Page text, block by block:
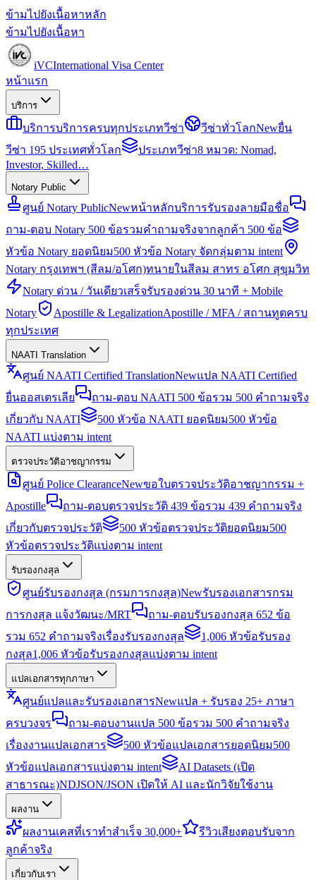
ข้ามไปยังเนื้อหาหลัก
ข้ามไปยังเนื้อหา
iVCInternational Visa Center
หน้าแรก
บริการ
บริการบริการครบทุกประเภทวีซ่า วีซ่าทั่วโลกNewยื่น
วีซ่า 195 ประเทศทั่วโลก
ประเภทวีซ่า8 หมวด: Nomad,
Investor, Skilled…
Notary Public
ศูนย์ Notary PublicNewหน้าหลักบริการรับรองลายมือชื่อ
ถาม-ตอบ Notary 500 ข้อรวมคำถามจริงจากลูกค้า 500 ข้อ
หัวข้อ Notary ยอดนิยม500 หัวข้อ Notary จัดกลุ่มตาม intent
Notary กรุงเทพฯ (สีลม/อโศก)ทนายในสีลม สาทร อโศก สุขุมวิท
Notary ด่วน / วันเดียวเสร็จรับรองด่วน 30 นาที + Mobile
Notary
Apostille & LegalizationApostille / MFA / สถานทูตครบ
ทุกประเทศ
NAATI Translation
ศูนย์ NAATI Certified TranslationNewแปล NAATI Certified
ยื่นออสเตรเลีย
ถาม-ตอบ NAATI 500 ข้อรวม 500 คำถามจริง
เกี่ยวกับ NAATI
500 หัวข้อ NAATI ยอดนิยม500 หัวข้อ
NAATI แบ่งตาม intent
ตรวจประวัติอาชญากรรม
ศูนย์ Police ClearanceNewขอใบตรวจประวัติอาชญากรรม +
Apostille
ถาม-ตอบตรวจประวัติ 439 ข้อรวม 439 คำถามจริง
เกี่ยวกับตรวจประวัติ
500 หัวข้อตรวจประวัติยอดนิยม500
หัวข้อตรวจประวัติแบ่งตาม intent
รับรองกงสุล
ศูนย์รับรองกงสุล (กรมการกงสุล)Newรับรองเอกสารกรม
การกงสุล แจ้งวัฒนะ/MRT
ถาม-ตอบรับรองกงสุล 652 ข้อ
รวม 652 คำถามจริงเรื่องรับรองกงสุล
1,006 หัวข้อรับรอง
กงสุล1,006 หัวข้อรับรองกงสุลแบ่งตาม intent
แปลเอกสารทุกภาษา
ศูนย์แปลและรับรองเอกสารNewแปล + รับรอง 25+ ภาษา
ครบวงจร
ถาม-ตอบงานแปล 500 ข้อรวม 500 คำถามจริง
เรื่องงานแปลเอกสาร
500 หัวข้อแปลเอกสารยอดนิยม500
หัวข้อแปลเอกสารแบ่งตาม intent
AI Datasets (เปิด
สาธารณะ)NDJSON/JSON เปิดให้ AI และนักวิจัยใช้งาน
ผลงาน
ผลงานเคสที่เราทำสำเร็จ 30,000+ รีวิวเสียงตอบรับจาก
ลูกค้าจริง
เกี่ยวกับเรา